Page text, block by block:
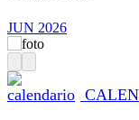
JUN 2026